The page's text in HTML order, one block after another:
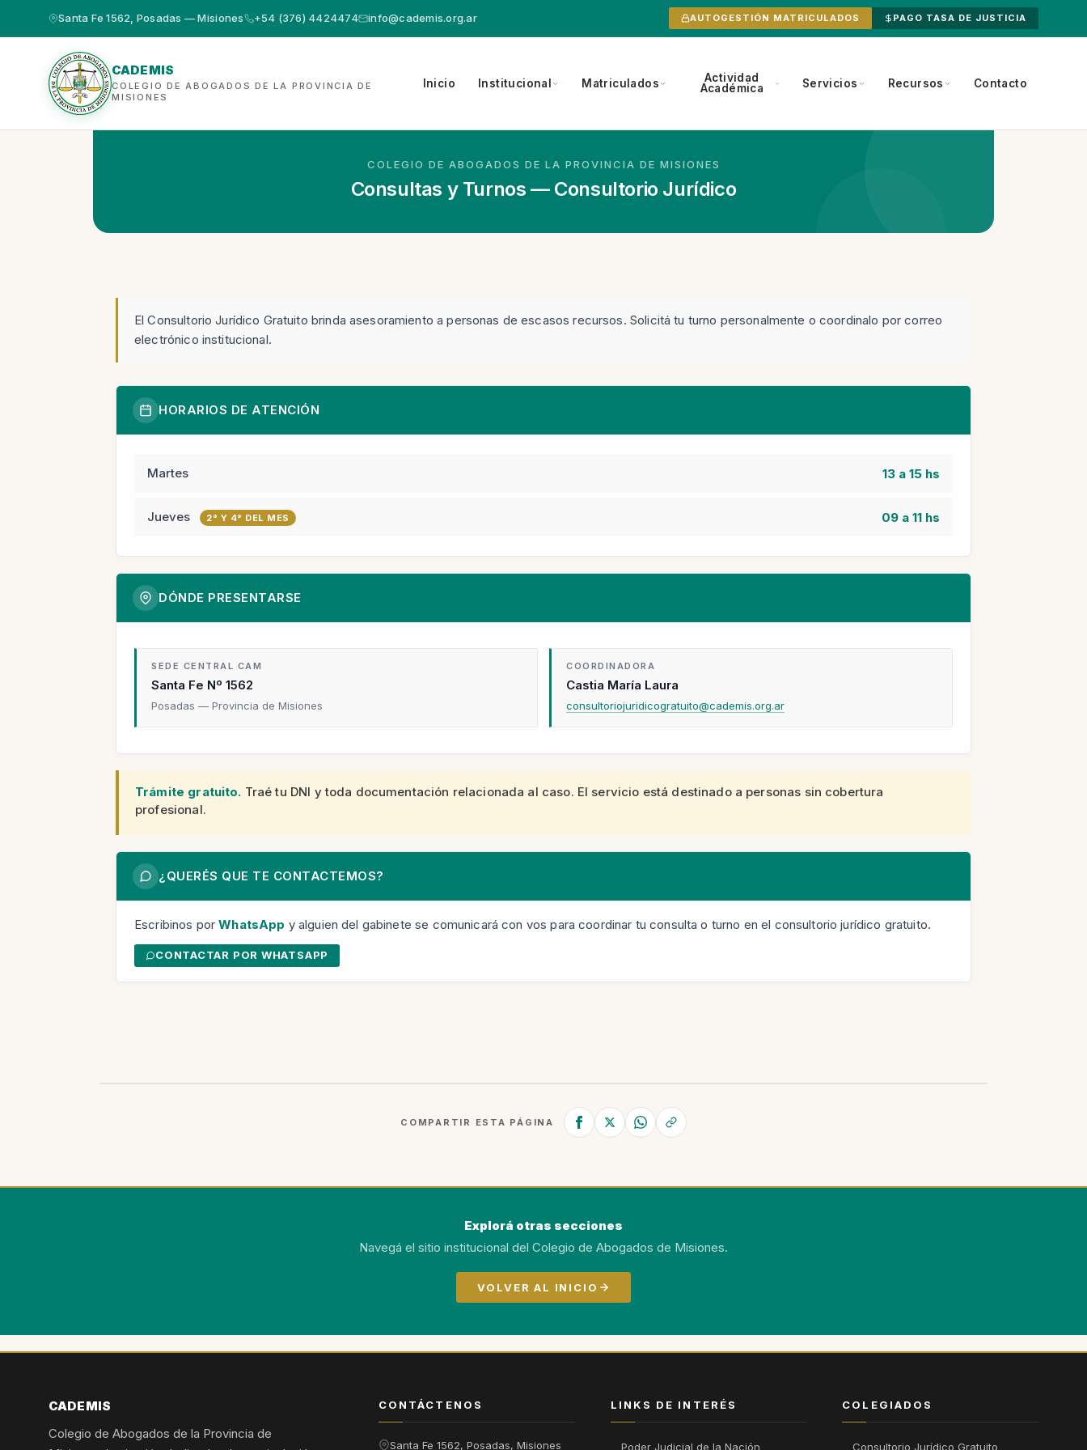
Santa Fe 1562, Posadas — Misiones +54 (376) 4424474 info@cademis.org.ar AUTOGESTIÓN MATRICULADOS PAGO TASA DE JUSTICIA
CADEMIS
COLEGIO DE ABOGADOS DE LA PROVINCIA DE
MISIONES
Inicio Institucional Matriculados
Actividad
Académica
Servicios Recursos Contacto
COLEGIO DE ABOGADOS DE LA PROVINCIA DE MISIONES
Consultas y Turnos — Consultorio Jurídico
El Consultorio Jurídico Gratuito brinda asesoramiento a personas de escasos recursos. Solicitá tu turno personalmente o coordinalo por correo
electrónico institucional.
HORARIOS DE ATENCIÓN
Martes 13 a 15 hs
Jueves 2° Y 4° DEL MES 09 a 11 hs
DÓNDE PRESENTARSE
SEDE CENTRAL CAM
Santa Fe Nº 1562
Posadas — Provincia de Misiones
COORDINADORA
Castia María Laura
consultoriojuridicogratuito@cademis.org.ar
Trámite gratuito. Traé tu DNI y toda documentación relacionada al caso. El servicio está destinado a personas sin cobertura
profesional.
¿QUERÉS QUE TE CONTACTEMOS?
Escribinos porWhatsApp y alguien del gabinete se comunicará con vos para coordinar tu consulta o turno en el consultorio jurídico gratuito.
CONTACTAR POR WHATSAPP
COMPARTIR ESTA PÁGINA
Explorá otras secciones
Navegá el sitio institucional del Colegio de Abogados de Misiones.
VOLVER AL INICIO
CADEMIS
Colegio de Abogados de la Provincia de
CONTÁCTENOS
Santa Fe 1562, Posadas, Misiones
LINKS DE INTERÉS
Poder Judicial de la Nación
COLEGIADOS
Consultorio Jurídico Gratuito